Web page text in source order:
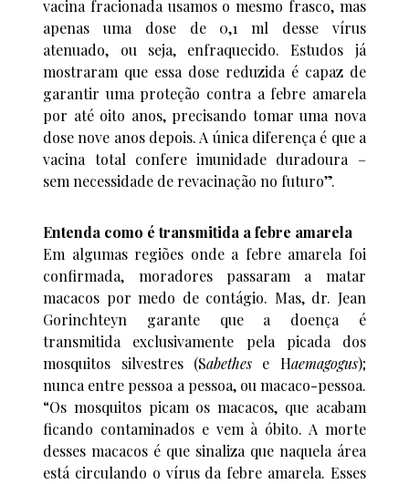
vacina fracionada usamos o mesmo frasco, mas
apenas uma dose de 0,1 ml desse vírus
atenuado, ou seja, enfraquecido. Estudos já
mostraram que essa dose reduzida é capaz de
garantir uma proteção contra a febre amarela
por até oito anos, precisando tomar uma nova
dose nove anos depois. A única diferença é que a
vacina total confere imunidade duradoura –
sem necessidade de revacinação no futuro”.
Entenda como é transmitida a febre amarela
Em algumas regiões onde a febre amarela foi
confirmada, moradores passaram a matar
macacos por medo de contágio. Mas, dr. Jean
Gorinchteyn garante que a doença é
transmitida exclusivamente pela picada dos
mosquitos silvestres (Sabethes e Haemagogus);
nunca entre pessoa a pessoa, ou macaco-pessoa.
“Os mosquitos picam os macacos, que acabam
ficando contaminados e vem à óbito. A morte
desses macacos é que sinaliza que naquela área
está circulando o vírus da febre amarela. Esses